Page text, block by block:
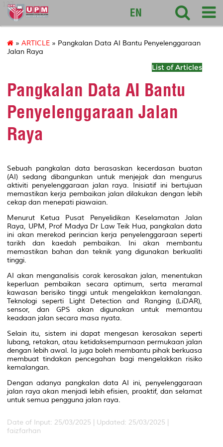
127
EN
» ARTICLE » Pangkalan Data AI Bantu Penyelenggaraan
Jalan Raya
List of Articles
Pangkalan Data AI Bantu
Penyelenggaraan Jalan
Raya
Sebuah pangkalan data berasaskan kecerdasan buatan
(AI) sedang dibangunkan untuk menjejak dan mengurus
aktiviti penyelenggaraan jalan raya. Inisiatif ini bertujuan
memastikan kerja pembaikan jalan dilakukan dengan lebih
cekap dan menepati piawaian.
Menurut Ketua Pusat Penyelidikan Keselamatan Jalan
Raya, UPM, Prof Madya Dr Law Teik Hua, pangkalan data
ini akan merekod perincian kerja penyelenggaraan seperti
tarikh dan kaedah pembaikan. Ini akan membantu
memastikan bahan dan teknik yang digunakan berkualiti
tinggi.
AI akan menganalisis corak kerosakan jalan, menentukan
keperluan pembaikan secara optimum, serta meramal
kawasan berisiko tinggi untuk mengelakkan kemalangan.
Teknologi seperti Light Detection and Ranging (LiDAR),
sensor, dan GPS akan digunakan untuk memantau
keadaan jalan secara masa nyata.
Selain itu, sistem ini dapat mengesan kerosakan seperti
lubang, retakan, atau ketidaksempurnaan permukaan jalan
dengan lebih awal. Ia juga boleh membantu pihak berkuasa
membuat tindakan pencegahan bagi mengelakkan risiko
kemalangan.
Dengan adanya pangkalan data AI ini, penyelenggaraan
jalan raya akan menjadi lebih efisien, proaktif, dan selamat
untuk semua pengguna jalan raya.
Date of Input: 25/03/2025 | Updated: 25/03/2025 |
faizfarhan